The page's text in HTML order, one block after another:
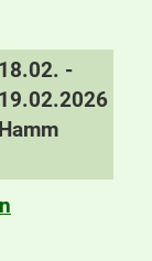
18.02. -
19.02.2026
Hamm